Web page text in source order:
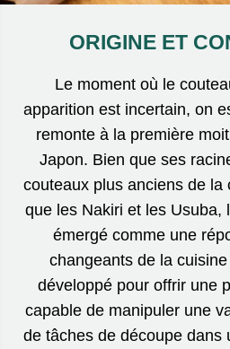
ORIGINE ET
Le moment où le
apparition est incertain, on
remonte à la première
Japon. Bien que ses
couteaux plus anciens de la
que les Nakiri et les Usuba,
émergé comme une
changeants de la
développé pour offrir une
capable de manipuler une
de tâches de découpe dans